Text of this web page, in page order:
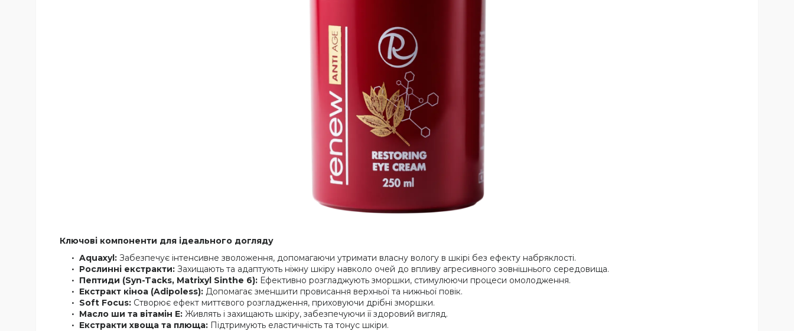
Ключові компоненти для ідеального догляду
Aquaxyl: Забезпечує інтенсивне зволоження, допомагаючи утримати власну вологу в шкірі без ефекту набряклості.
Рослинні екстракти: Захищають та адаптують ніжну шкіру навколо очей до впливу агресивного зовнішнього середовища.
Пептиди (Syn-Tacks, Matrixyl Sinthe 6): Ефективно розгладжують зморшки, стимулюючи процеси омолодження.
Екстракт кіноа (Adipoless): Допомагає зменшити провисання верхньої та нижньої повік.
Soft Focus: Створює ефект миттєвого розгладження, приховуючи дрібні зморшки.
Масло ши та вітамін Е: Живлять і захищають шкіру, забезпечуючи її здоровий вигляд.
Екстракти хвоща та плюща: Підтримують еластичність та тонус шкіри.